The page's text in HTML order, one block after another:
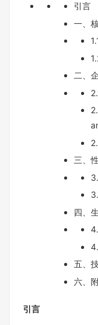
引言
一、
二、
三、
四、
五、
六、
引言